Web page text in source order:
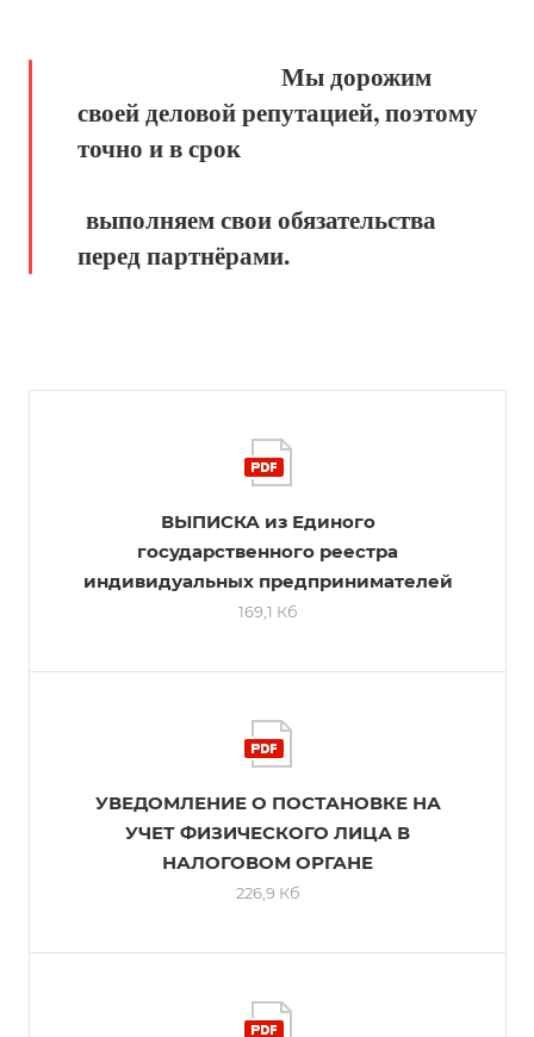
Мы дорожим
своей деловой репутацией, поэтому
точно и в срок
выполняем свои обязательства
перед партнёрами.
ВЫПИСКА из Единого
государственного реестра
индивидуальных предпринимателей
169,1 Кб
УВЕДОМЛЕНИЕ О ПОСТАНОВКЕ НА
УЧЕТ ФИЗИЧЕСКОГО ЛИЦА В
НАЛОГОВОМ ОРГАНЕ
226,9 Кб